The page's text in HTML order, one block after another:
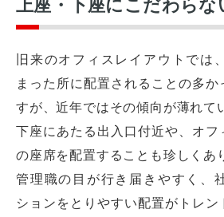
旧来のオフィスレイアウトでは
まった所に配置されることの多
すが、近年ではその傾向が薄れて
下座にあたる出入口付近や、オ
の座席を配置することも珍しくあ
管理職の目が行き届きやすく、
ションをとりやすい配置がトレ